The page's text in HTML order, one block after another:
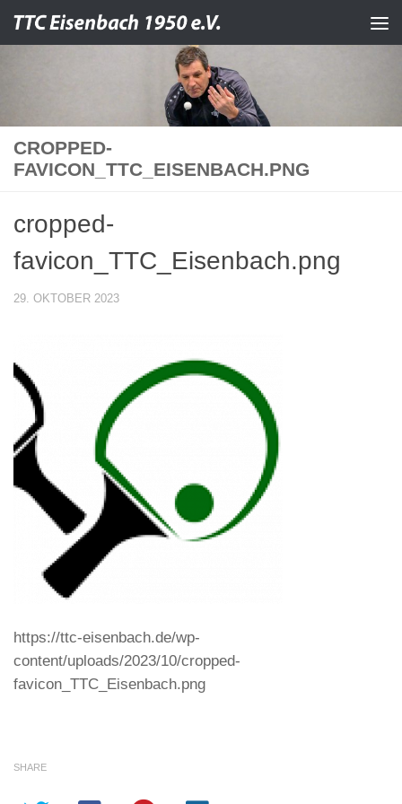
Zum Inhalt springen
CROPPED-
FAVICON_TTC_EISENBACH.PNG
cropped-
favicon_TTC_Eisenbach.png
29. OKTOBER 2023
https://ttc-eisenbach.de/wp-
content/uploads/2023/10/cropped-
favicon_TTC_Eisenbach.png
SHARE